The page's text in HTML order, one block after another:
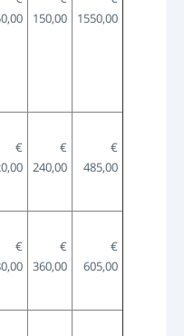
150,00
1550,00
€
€
240,00
€
485,00
€
€
360,00
€
605,00